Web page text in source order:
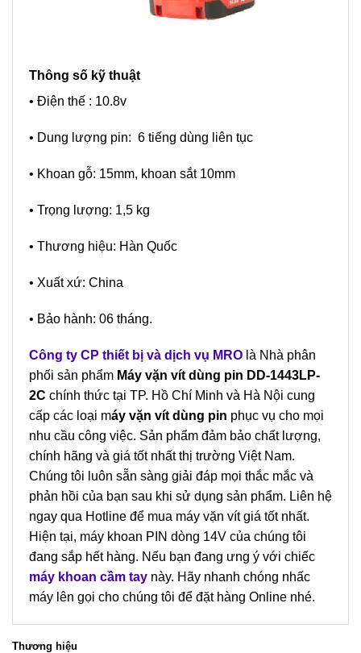
Thông số kỹ thuật
• Điện thế : 10.8v
• Dung lượng pin: 6 tiếng dùng liên tục
• Khoan gỗ: 15mm, khoan sắt 10mm
• Trọng lượng: 1,5 kg
• Thương hiệu: Hàn Quốc
• Xuất xứ: China
• Bảo hành: 06 tháng.
Công ty CP thiết bị và dịch vụ MRO là Nhà phân
phối sản phẩm Máy vặn vít dùng pin DD-1443LP-
2C chính thức tại TP. Hồ Chí Minh và Hà Nội cung
cấp các loại máy vặn vít dùng pin phục vụ cho mọi
nhu cầu công việc. Sản phẩm đảm bảo chất lượng,
chính hãng và giá tốt nhất thị trường Việt Nam.
Chúng tôi luôn sẵn sàng giải đáp mọi thắc mắc và
phản hồi của bạn sau khi sử dụng sản phẩm. Liên hệ
ngay qua Hotline để mua máy vặn vít giá tốt nhất.
Hiện tại, máy khoan PIN dòng 14V của chúng tôi
đang sắp hết hàng. Nếu bạn đang ưng ý với chiếc
máy khoan cầm tay này. Hãy nhanh chóng nhấc
máy lên gọi cho chúng tôi để đặt hàng Online nhé.
Thương hiệu